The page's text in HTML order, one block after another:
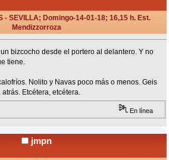
- SEVILLA; Domingo-14-01-18; 16,15 h. Est.
Mendizzorroza
bizcocho desde el portero al delantero. Y no
tiene.
Nolito y Navas poco más o menos. Geis
Etcétera, etcétera.
En línea
jmpn